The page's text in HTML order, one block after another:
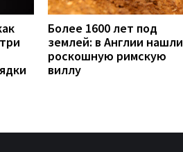
Более 1600 лет под
землей: в Англии нашли
роскошную римскую
виллу